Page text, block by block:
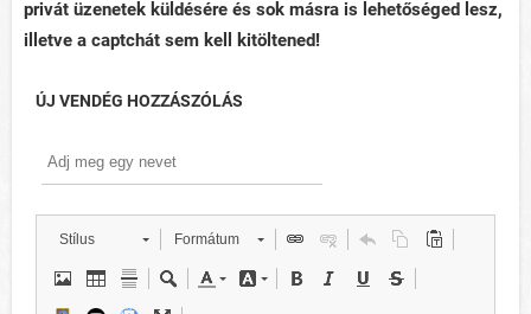
privát üzenetek küldésére és sok másra is lehetőséged lesz,
illetve a captchát sem kell kitöltened!
ÚJ VENDÉG HOZZÁSZÓLÁS
Stílus Formátum